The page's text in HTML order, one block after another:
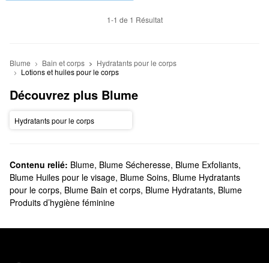
1-1 de 1 Résultat
Blume Bain et corps
Hydratants pour le corps
Lotions et huiles pour le corps
Découvrez plus Blume
Hydratants pour le corps
Contenu relié: Blume, Blume Sécheresse, Blume Exfoliants,
Blume Huiles pour le visage, Blume Soins, Blume Hydratants
pour le corps, Blume Bain et corps, Blume Hydratants, Blume
Produits d’hygiène féminine